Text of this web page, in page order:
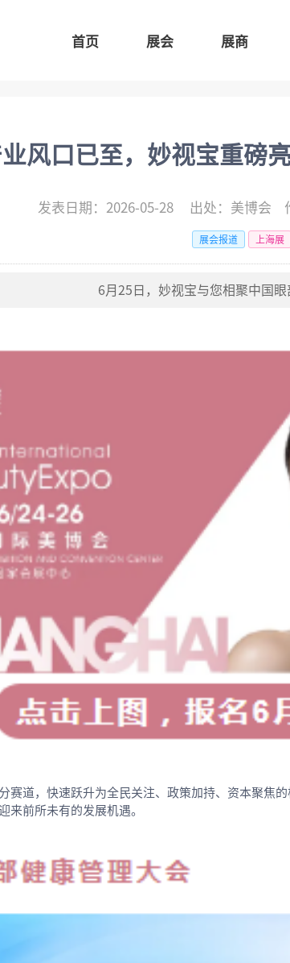
首页 展会 展商
风口已至，妙视宝重磅
发表日期：2026-05-28 出处：美博会
展会报道 上海展
6月25日，妙视宝与您相聚中国眼
赛道，快速跃升为全民关注、政策加持、资本聚焦
来前所未有的发展机遇。